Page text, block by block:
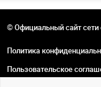
© Официальный сайт сети
Политика
Пользовательское